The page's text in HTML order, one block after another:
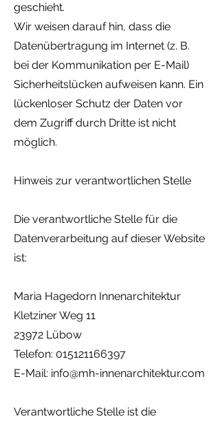
geschieht.
Wir weisen darauf hin, dass die
Datenübertragung im Internet (z. B.
bei der Kommunikation per E-Mail)
Sicherheitslücken aufweisen kann. Ein
lückenloser Schutz der Daten vor
dem Zugriff durch Dritte ist nicht
möglich.
Hinweis zur verantwortlichen Stelle
Die verantwortliche Stelle für die
Datenverarbeitung auf dieser Website
ist:
Maria Hagedorn Innenarchitektur
Kletziner Weg 11
23972 Lübow
Telefon: 015121166397
E-Mail: info@mh-innenarchitektur.com
Verantwortliche Stelle ist die